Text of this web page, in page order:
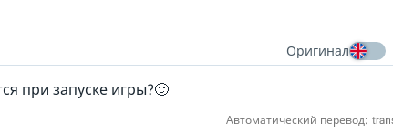
Оригинал
при запуске игры?🙂
Автоматический перевод: